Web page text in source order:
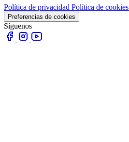
Política de privacidad Política de cookies
Preferencias de cookies
Síguenos